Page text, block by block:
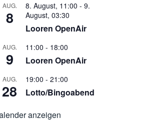
AUG.
8
8. August, 11:00 -9.
August, 03:30
Looren OpenAir
AUG.
9
11:00 - 18:00
Looren OpenAir
AUG.
28
19:00 -21:00
Lotto/Bingoabend
anzeigen